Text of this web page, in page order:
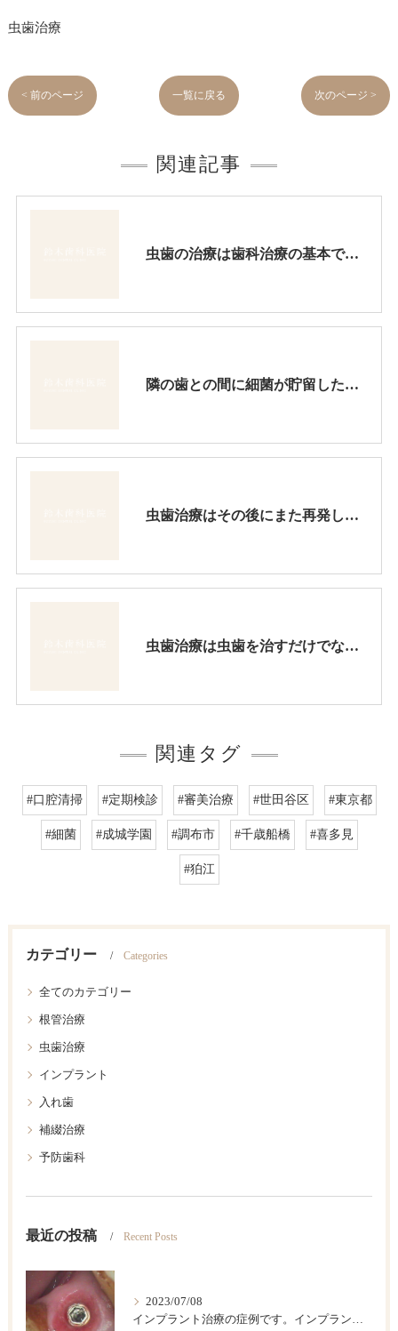
虫歯治療
< 前のページ 一覧に戻る 次のページ >
関連記事
虫歯の治療は歯科治療の基本です。ここをしっかり押さえないとつぎつぎに問題を起こします。虫歯治療にはじっくりと時間をかるべきです。
隣の歯との間に細菌が貯留したままだったので、ここが虫歯になりました。ここの接着性審美充填はテクニックが求められます。
虫歯治療はその後にまた再発しない様な治療をするべきです。その点、昔からの金属を詰める治療法は避けるべきです。
虫歯治療は虫歯を治すだけでなく、審美的にも綺麗にしかも長持ちさせなければなりません。
関連タグ
#口腔清掃 #定期検診 #審美治療 #世田谷区 #東京都
#細菌 #成城学園 #調布市 #千歳船橋 #喜多見
#狛江
カテゴリー Categories
全てのカテゴリー
根管治療
虫歯治療
インプラント
入れ歯
補綴治療
予防歯科
最近の投稿 Recent Posts
2023/07/08
インプラント治療の症例です。インプラントは歯が欠損した後のベストの治療法です。